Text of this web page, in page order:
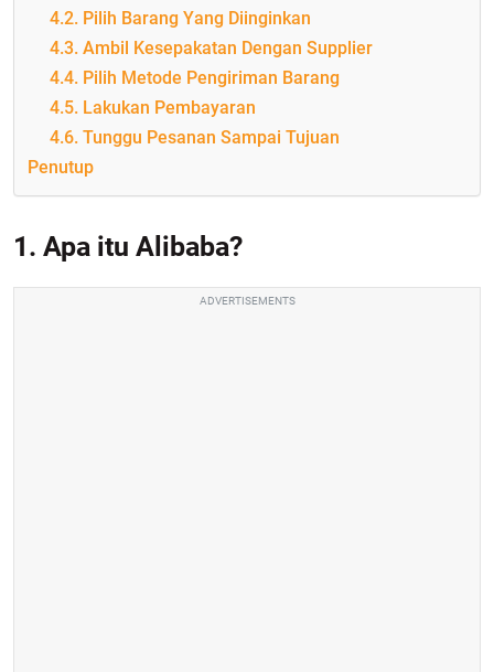
4.2. Pilih Barang Yang Diinginkan
4.3. Ambil Kesepakatan Dengan Supplier
4.4. Pilih Metode Pengiriman Barang
4.5. Lakukan Pembayaran
4.6. Tunggu Pesanan Sampai Tujuan
Penutup
1. Apa itu Alibaba?
ADVERTISEMENTS